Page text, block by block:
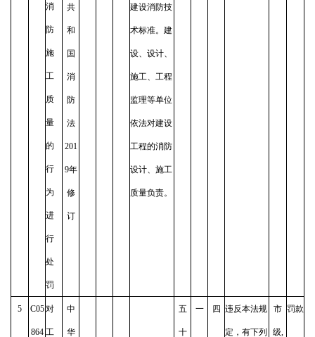
消
防
施
工
质
量
的
行
为
进
行
处
罚
共
和
国
消
防
法
201
9年
修
订
建设消防技
术标准。建
设、设计、
施工、工程
监理等单位
依法对建设
工程的消防
设计、施工
质量负责。
5 C05
864
对
工
中
华
五
十
一 四 违反本法规
定，有下列
市
级,
罚款